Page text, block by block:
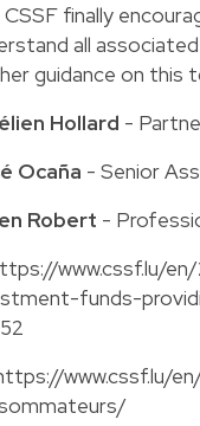
CSSF finally
all
guidance on this
Hollard -
Ocaña - Senior
Robert -
www.cssf.lu/
funds-
www.cssf.lu/